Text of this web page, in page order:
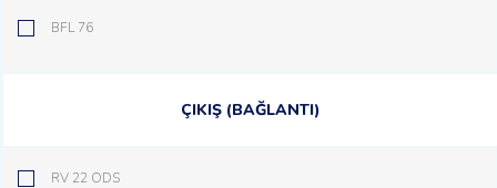
BFL 76
ÇIKIŞ (BAĞLANTI)
RV 22 ODS